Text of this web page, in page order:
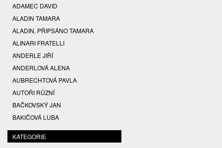
ADAMEC DAVID
ALADIN TAMARA
ALADIN, PŘIPSÁNO TAMARA
ALINARI FRATELLI
ANDERLE JIŘÍ
ANDERLOVÁ ALENA
AUBRECHTOVÁ PAVLA
AUTOŘI RŮZNÍ
BAČKOVSKÝ JAN
BAKIČOVÁ LUBA
BALCAR JIŘÍ
BALCAR KAREL
KATEGORIE